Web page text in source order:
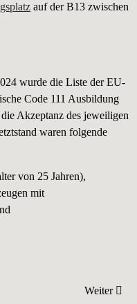
auf der B13 zwischen
wurde die Liste der EU-
Code 111 Ausbildung
Akzeptanz des jeweiligen
waren folgende
von 25 Jahren),
mit
Nächster
Weiter